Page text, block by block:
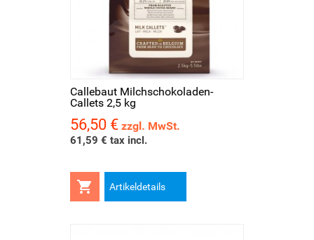
Callebaut Milchschokoladen-
Callets 2,5 kg
Preis
56,50 € zzgl. MwSt.
61,59 € tax incl.
 Artikeldetails